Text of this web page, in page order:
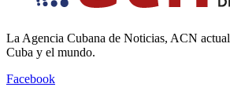
La Agencia Cubana de Noticias, ACN
Cuba y el mundo.
Facebook